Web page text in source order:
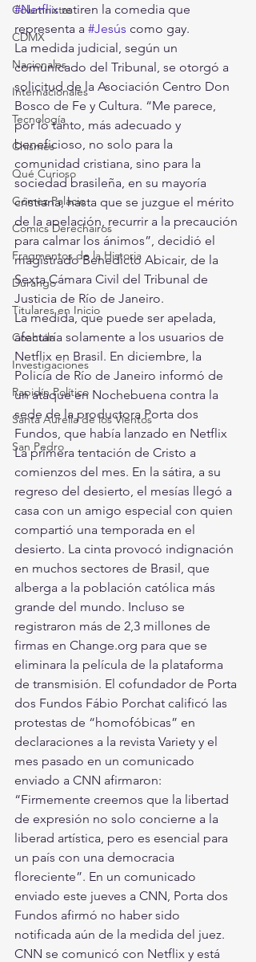
Columnistas
CDMX
Nacionales
Internacionales
Tecnología
Chismes
Qué Curioso
Gómez Palacio
Comics Derechairos
Fragmentos de la Historia
Durango
Titulares en Inicio
Coahuila
Investigaciones
Rapidín Político
Santa Aurelia de los Vientos
San Pedro
#Netflix retiren la comedia que
representa a #Jesús como gay.
La medida judicial, según un
comunicado del Tribunal, se otorgó a
solicitud de la Asociación Centro Don
Bosco de Fe y Cultura. “Me parece,
por lo tanto, más adecuado y
beneficioso, no solo para la
comunidad cristiana, sino para la
sociedad brasileña, en su mayoría
cristiana, hasta que se juzgue el mérito
de la apelación, recurrir a la precaución
para calmar los ánimos”, decidió el
magistrado Benedicto Abicair, de la
Sexta Cámara Civil del Tribunal de
Justicia de Río de Janeiro.
La medida, que puede ser apelada,
afectaría solamente a los usuarios de
Netflix en Brasil. En diciembre, la
Policía de Río de Janeiro informó de
un ataque en Nochebuena contra la
sede de la productora Porta dos
Fundos, que había lanzado en Netflix
La primera tentación de Cristo a
comienzos del mes. En la sátira, a su
regreso del desierto, el mesías llegó a
casa con un amigo especial con quien
compartió una temporada en el
desierto. La cinta provocó indignación
en muchos sectores de Brasil, que
alberga a la población católica más
grande del mundo. Incluso se
registraron más de 2,3 millones de
firmas en Change.org para que se
eliminara la película de la plataforma
de transmisión. El cofundador de Porta
dos Fundos Fábio Porchat calificó las
protestas de “homofóbicas” en
declaraciones a la revista Variety y el
mes pasado en un comunicado
enviado a CNN afirmaron:
“Firmemente creemos que la libertad
de expresión no solo concierne a la
liberad artística, pero es esencial para
un país con una democracia
floreciente”. En un comunicado
enviado este jueves a CNN, Porta dos
Fundos afirmó no haber sido
notificada aún de la medida del juez.
CNN se comunicó con Netflix y está